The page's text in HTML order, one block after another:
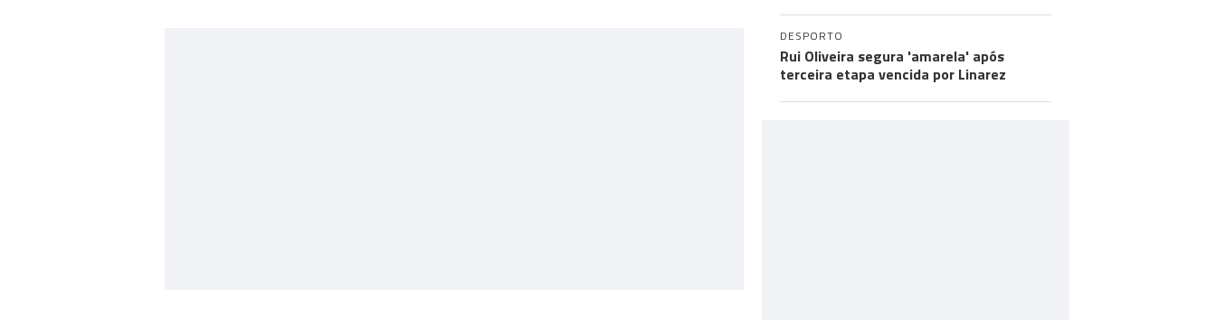
DESPORTO
Rui Oliveira segura 'amarela' após
terceira etapa vencida por Linarez